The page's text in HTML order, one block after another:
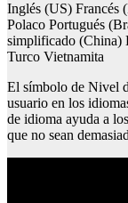
Inglés (US) Francés
Polaco Portugués
simplificado (China)
Turco Vietnamita
El símbolo de Nivel
usuario en los
de idioma ayuda a
que no sean